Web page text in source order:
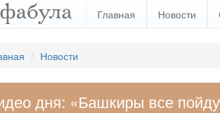
Главная Новости
Новости
дня: «Башкиры все